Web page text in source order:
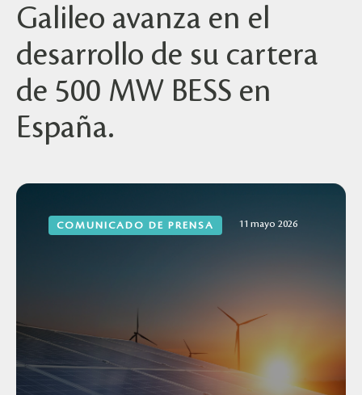
Galileo avanza en el
desarrollo de su cartera
de 500 MW BESS en
España.
COMUNICADO DE PRENSA 11 mayo 2026